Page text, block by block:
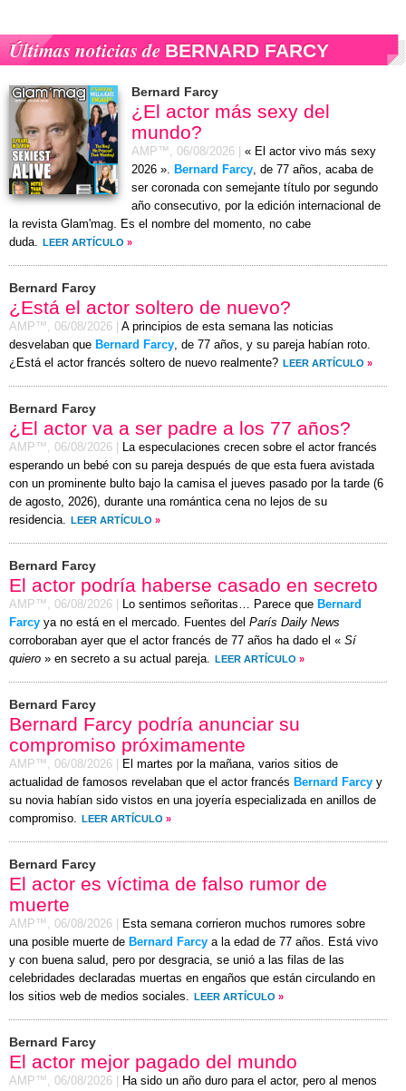
Últimas noticias de BERNARD FARCY
Bernard Farcy
¿El actor más sexy del
mundo?
AMP™, 06/08/2026
« El actor vivo más sexy
2026 ».
Bernard Farcy , de 77 años, acaba de
ser coronada con semejante título por segundo
año consecutivo, por la edición internacional de
la revista Glam'mag. Es el nombre del momento, no cabe
duda.
LEER ARTÍCULO »
Bernard Farcy
¿Está el actor soltero de nuevo?
AMP™, 06/08/2026
A principios de esta semana las noticias
desvelaban que Bernard Farcy , de 77 años, y su pareja habían roto.
¿Está el actor francés soltero de nuevo realmente? LEER ARTÍCULO »
Bernard Farcy
¿El actor va a ser padre a los 77 años?
AMP™, 06/08/2026
La especulaciones crecen sobre el actor francés
esperando un bebé con su pareja después de que esta fuera avistada
con un prominente bulto bajo la camisa el jueves pasado por la tarde (6
de agosto, 2026), durante una romántica cena no lejos de su
residencia.
LEER ARTÍCULO »
Bernard Farcy
El actor podría haberse casado en secreto
AMP™, 06/08/2026 Lo sentimos señoritas… Parece que Bernard
Farcy ya no está en el mercado. Fuentes del París Daily News
corroboraban ayer que el actor francés de 77 años ha dado el « Sí
quiero » en secreto a su actual pareja. LEER ARTÍCULO »
Bernard Farcy
Bernard Farcy podría anunciar su
compromiso próximamente
AMP™, 06/08/2026
El martes por la mañana, varios sitios de
actualidad de famosos revelaban que el actor francés Bernard Farcy y
su novia habían sido vistos en una joyería especializada en anillos de
compromiso.
LEER ARTÍCULO »
Bernard Farcy
El actor es víctima de falso rumor de
muerte
AMP™, 06/08/2026
Esta semana corrieron muchos rumores sobre
una posible muerte de Bernard Farcy a la edad de 77 años. Está vivo
y con buena salud, pero por desgracia, se unió a las filas de las
celebridades declaradas muertas en engaños que están circulando en
los sitios web de medios sociales.
LEER ARTÍCULO »
Bernard Farcy
El actor mejor pagado del mundo
AMP™, 06/08/2026
Ha sido un año duro para el actor, pero al menos